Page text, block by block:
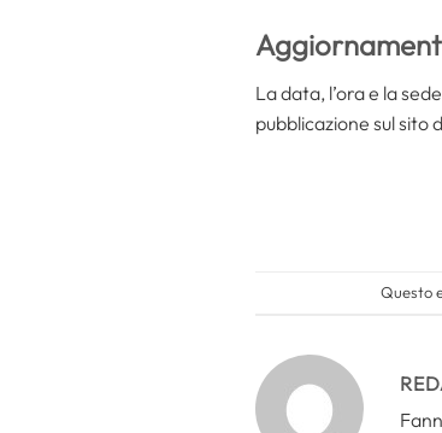
La data, l’ora e la
pubblicazione sul sito
Questo